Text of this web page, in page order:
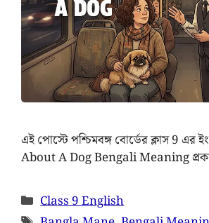
এই পোস্টে পশ্চিমবঙ্গ বোর্ডের ক্লাস 9 এর
About A Dog Bengali Meaning
Class 9 English